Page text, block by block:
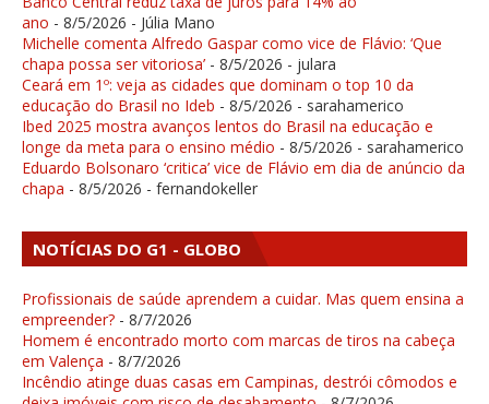
ano - 8/5/2026 - Júlia Mano
Michelle comenta Alfredo Gaspar como vice de Flávio: ‘Que
chapa possa ser vitoriosa’ - 8/5/2026 - julara
Ceará em 1º: veja as cidades que dominam o top 10 da
educação do Brasil no Ideb - 8/5/2026 - sarahamerico
Ibed 2025 mostra avanços lentos do Brasil na educação e
longe da meta para o ensino médio - 8/5/2026 - sarahamerico
Eduardo Bolsonaro ‘critica’ vice de Flávio em dia de anúncio da
chapa - 8/5/2026 - fernandokeller
NOTÍCIAS DO G1 - GLOBO
Profissionais de saúde aprendem a cuidar. Mas quem ensina a
empreender? - 8/7/2026
Homem é encontrado morto com marcas de tiros na cabeça
em Valença - 8/7/2026
Incêndio atinge duas casas em Campinas, destrói cômodos e